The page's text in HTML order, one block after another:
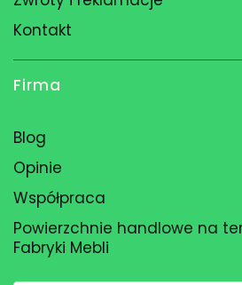
Kontakt
Firma
Blog
Opinie
Współpraca
Powierzchnie handlowe na
Fabryki Mebli